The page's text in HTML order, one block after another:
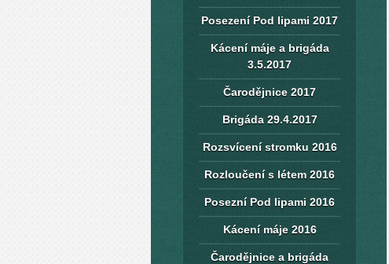
Posezení Pod lipami 2017
Kácení máje a brigáda
3.5.2017
Čarodějnice 2017
Brigáda 29.4.2017
Rozsvícení stromku 2016
Rozloučení s létem 2016
Posezní Pod lipami 2016
Kácení máje 2016
Čarodějnice a brigáda